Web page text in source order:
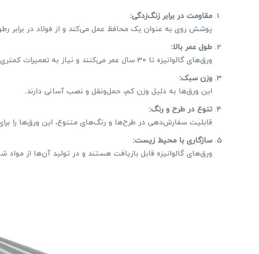
مقاومت در برابر زنگ‌زدگی:
پوشش روی به عنوان یک محافظ عمل می‌کند و از فولاد در
طول عمر بالا:
ورق‌های گالوانیزه تا 30 سال عمر می‌کنند و نیاز به تعمیرات کمتری دارند.
وزن سبک:
این ورق‌ها به دلیل وزن کم، حمل‌ونقل و نصب آسانی دارند.
تنوع در طرح و رنگ:
قابلیت سفارش‌دهی در طرح‌ها و رنگ‌های متنوع، این ورق‌ها را
سازگاری با محیط زیست:
ورق‌های گالوانیزه قابل بازیافت هستند و در تولید آن‌ها از